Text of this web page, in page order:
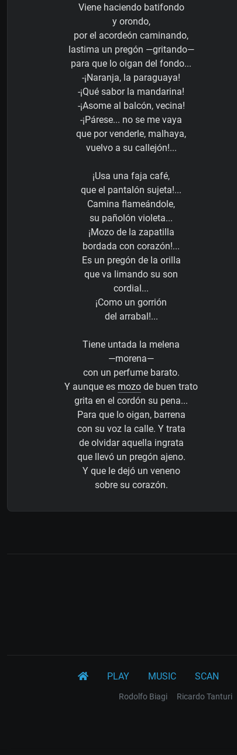
Viene haciendo batifondo
y orondo,
por el acordeón caminando,
lastima un pregón —gritando—
para que lo oigan del fondo...
-¡Naranja, la paraguaya!
-¡Qué sabor la mandarina!
-¡Asome al balcón, vecina!
-¡Párese... no se me vaya
que por venderle, malhaya,
vuelvo a su callejón!...
¡Usa una faja café,
que el pantalón sujeta!...
Camina flameándole,
su pañolón violeta...
¡Mozo de la zapatilla
bordada con corazón!...
Es un pregón de la orilla
que va limando su son
cordial...
¡Como un gorrión
del arrabal!...
Tiene untada la melena
—morena—
con un perfume barato.
Y aunque es mozo de buen trato
grita en el cordón su pena...
Para que lo oigan, barrena
con su voz la calle. Y trata
de olvidar aquella ingrata
que llevó un pregón ajeno.
Y que le dejó un veneno
sobre su corazón.
PLAY MUSIC SCAN
Rodolfo Biagi Ricardo Tanturi